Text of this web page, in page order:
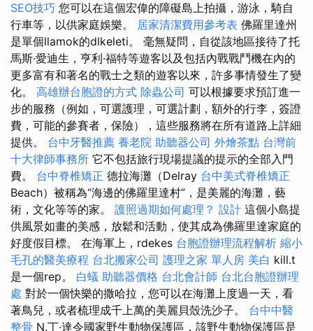
SEO技巧 您可以在這個宏偉的障礙島上拍攝，游泳，騎自
行車等，以供家庭娛樂。 居家清潔費用參考表 佛羅里達州
是單個llamok的dlkeleti。 毫無疑問，自從該地區接待了托
馬斯·愛迪生，亨利·福特等遊客以及包括內戰戰鬥機在內的
更多富有和著名的戰士之類的遊客以來，許多事情發生了變
化。 高雄辦台胞證的方式 除蟲公司 可以根據要求預訂進一
步的服務（例如，可選護理，可選計劃，額外的行李，簽證
費，可能的參賽者，保險），這些服務將在所有道路上詳細
提供。 台中牙醫推薦 養老院 助聽器公司 外燴茶點 台灣前
十大律師事務所 它不包括旅行現場提議的提示的全部入門
費。 台中脊椎矯正 德拉海灘（Delray 台中美式脊椎矯正
Beach）被稱為“海邊的佛羅里達村”，是美麗的海灘，藝
術，文化等等的家。 護照過期如何處理？ 設計 這個小島提
供風景如畫的美感，放鬆和活動，使其成為佛羅里達家庭的
好度假目標。 在海軍上，rdekes 台胞證辦理流程解析 縮小
毛孔的醫美療程 台北搬家公司 護理之家 單人房 美白 kill.t
是一個rep。 白蟻 助聽器價格 台北會計師 台北台胞證辦理
處 對於一個快樂的撒哈拉，您可以在海灘上度過一天，看
著鳥兒，或者梳理成千上萬的美麗貝殼洗沙子。 台中中醫
整骨 N.丁·達令國家野生動物保護區，該野生動物保護區是